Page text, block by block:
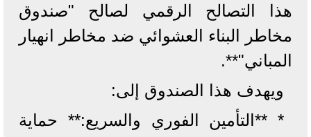
هذا التصالح الرقمي لصالح "صندوق
مخاطر البناء العشوائي ضد مخاطر انهيار
المباني"**.
ويهدف هذا الصندوق إلى:
* **التأمين الفوري والسريع:** حماية